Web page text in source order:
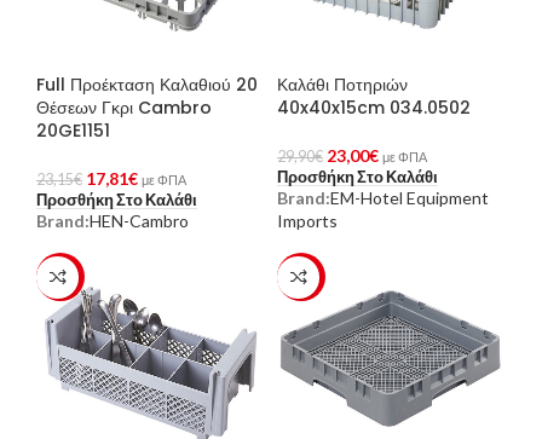
Full Προέκταση Καλαθιού 20
Θέσεων Γκρι Cambro
20GE1151
23,15€ 17,81€ με ΦΠΑ
Προσθήκη Στο Καλάθι
Brand:HEN-Cambro
Καλάθι Ποτηριών
40x40x15cm 034.0502
29,90€ 23,00€ με ΦΠΑ
Προσθήκη Στο Καλάθι
Brand:EM-Hotel Equipment
Imports
-23% -23%